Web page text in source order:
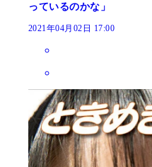
っているのかな」
2021年04月02日 17:00